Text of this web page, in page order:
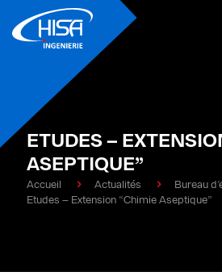
ETUDES –
ASEPTIQUE”
Accueil Actualités
Bureau
Etudes – Extension “Chimie Aseptique”